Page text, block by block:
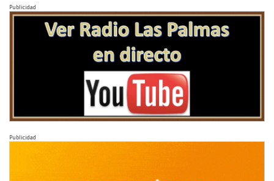
Publicidad
Publicidad